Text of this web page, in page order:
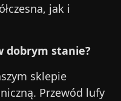
jak i
dobrym stanie?
sklepie
Przewód lufy